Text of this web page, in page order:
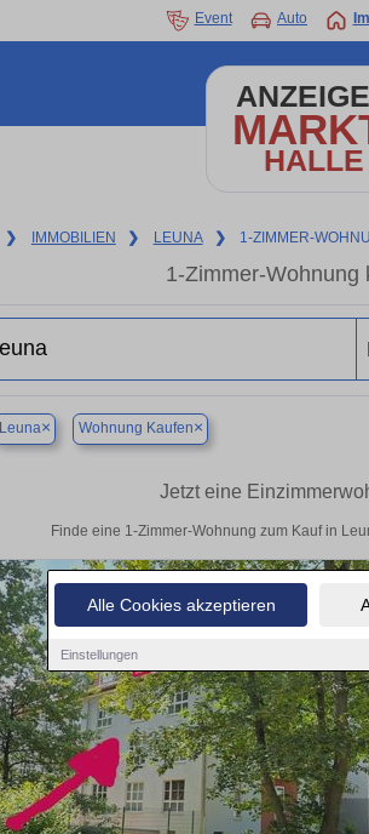
Alle Cookies akzeptieren
Einstellungen
Event Auto
HALLE
❯ IMMOBILIEN ❯ LEUNA ❯ 1-ZIMMER-
1-Zimmer-Wohnung
Leuna× Wohnung Kaufen×
Jetzt eine
Finde eine 1-Zimmer-Wohnung zum Kauf in